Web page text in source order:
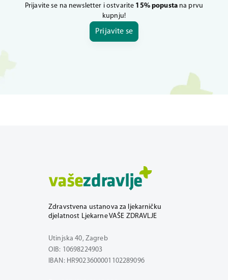
Prijavite se na newsletter i ostvarite 15% popustana prvu
kupnju!
Prijavite se
Zdravstvena ustanova za ljekarničku
djelatnost Ljekarne VAŠE ZDRAVLJE
Utinjska 40, Zagreb
OIB: 10698224903
IBAN: HR9023600001102289096